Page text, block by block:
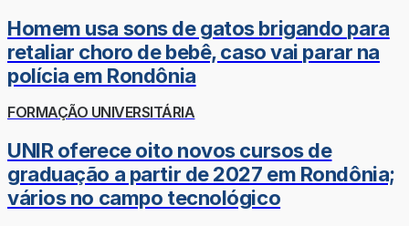
Homem usa sons de gatos brigando para
retaliar choro de bebê, caso vai parar na
polícia em Rondônia
FORMAÇÃO UNIVERSITÁRIA
UNIR oferece oito novos cursos de
graduação a partir de 2027 em Rondônia;
vários no campo tecnológico